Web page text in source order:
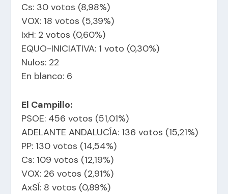
Cs: 30 votos (8,98%)
VOX: 18 votos (5,39%)
IxH: 2 votos (0,60%)
EQUO-INICIATIVA: 1 voto (0,30%)
Nulos: 22
En blanco: 6
El Campillo:
PSOE: 456 votos (51,01%)
ADELANTE ANDALUCÍA: 136 votos (15,21%)
PP: 130 votos (14,54%)
Cs: 109 votos (12,19%)
VOX: 26 votos (2,91%)
AxSÍ: 8 votos (0,89%)